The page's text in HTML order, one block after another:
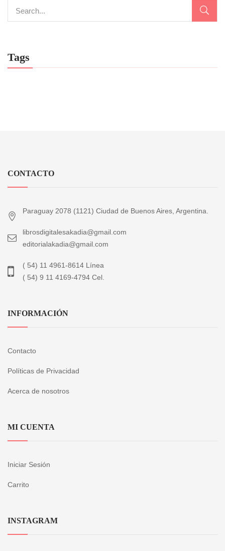
Tags
CONTACTO
Paraguay 2078 (1121) Ciudad de Buenos Aires, Argentina.
librosdigitalesakadia@gmail.com
editorialakadia@gmail.com
( 54) 11 4961-8614 Línea
( 54) 9 11 4169-4794 Cel.
INFORMACIÓN
Contacto
Políticas de Privacidad
Acerca de nosotros
MI CUENTA
Iniciar Sesión
Carrito
INSTAGRAM